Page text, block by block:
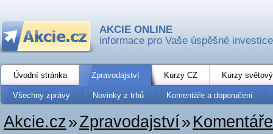
AKCIE ONLINE
informace pro Vaše úspěšné investice
Úvodní stránka Zpravodajství Kurzy CZ Kurzy
Všechny zprávy Novinky z trhů Komentáře a doporučení
Akcie.cz»Zpravodajství»